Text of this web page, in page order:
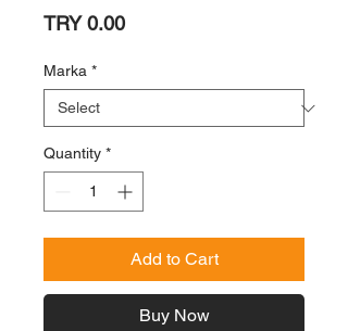
TRY 0.00Price
Marka *
Quantity *
Add to Cart
Buy Now